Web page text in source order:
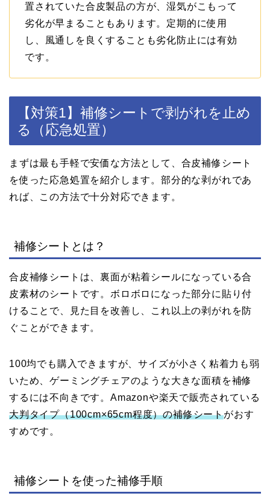
置されていた合皮製品の方が、湿気がこもって
劣化が早まることもあります。定期的に使用
し、風通しを良くすることも劣化防止には有効
です。
【対策1】補修シートで剥がれを止め
る（応急処置）
まずは最も手軽で安価な方法として、合皮補修シート
を使った応急処置を紹介します。部分的な剥がれであ
れば、この方法で十分対応できます。
補修シートとは？
合皮補修シートは、裏面が粘着シールになっている合
皮素材のシートです。ボロボロになった部分に貼り付
けることで、見た目を改善し、これ以上の剥がれを防
ぐことができます。
100均でも購入できますが、サイズが小さく粘着力も弱
いため、ゲーミングチェアのような大きな面積を補修
するには不向きです。Amazonや楽天で販売されている
大判タイプ（100cm×65cm程度）の補修シートがおす
すめです。
補修シートを使った補修手順